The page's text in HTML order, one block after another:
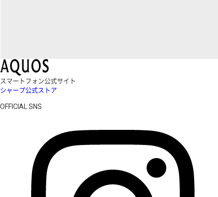
スマートフォン公式サイト
シャープ公式ストア
OFFICIAL SNS